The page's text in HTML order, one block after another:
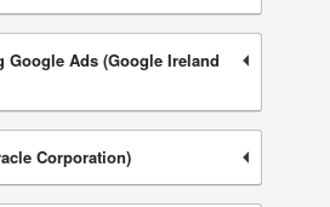
Google Ads (Google Ireland
Corporation)